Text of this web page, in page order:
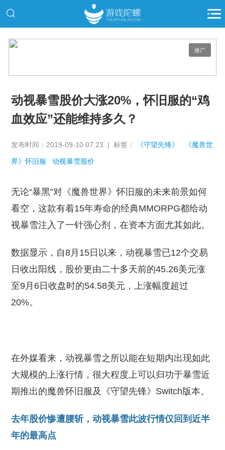
推广
动视暴雪股价大涨20%，怀旧服的“鸡
血效应”还能维持多久？
发布时间：2019-09-10 07:23 | 标签： 《守望先锋》 《魔兽世
界》怀旧服 动视暴雪股价
无论“暴黑”对《魔兽世界》怀旧服的未来前景如何
看空，这款有着15年寿命的经典MMORPG都给动
视暴雪注入了一针强心剂，在资本方面尤其如此。
数据显示，自8月15日以来，动视暴雪已12个交易
日收出阳线，股价更由二十多天前的45.26美元涨
至9月6日收盘时的54.58美元，上涨幅度超过
20%。
在外媒看来，动视暴雪之所以能在短期内出现如此
大规模的上涨行情，很大程度上可以归功于暴雪近
期推出的魔兽怀旧服及《守望先锋》Switch版本。
去年股价惨遭腰斩，动视暴雪此波行情仅回到近半
年的最高点